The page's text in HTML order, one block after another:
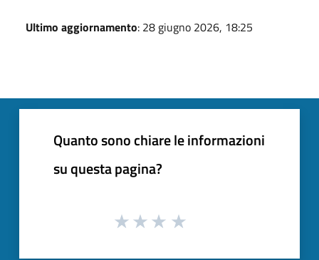
Ultimo aggiornamento: 28 giugno 2026, 18:25
Quanto sono chiare le informazioni
su questa pagina?